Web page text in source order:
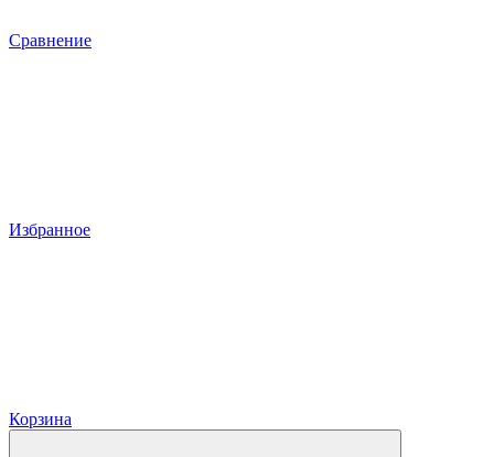
Сравнение
Избранное
Корзина